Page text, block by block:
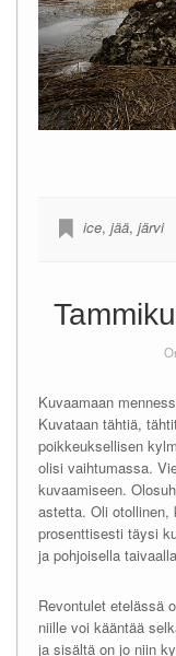
ice, jää, järvi
Kuvaamaan
Kuvataan tähtiä,
poikkeuksellisen
olisi vaihtumassa.
kuvaamiseen.
astetta. Oli otollinen,
prosenttisesti täysi
ja pohjoisella
Revontulet etelässä
niille voi kääntää
ja sisältä on jo niin